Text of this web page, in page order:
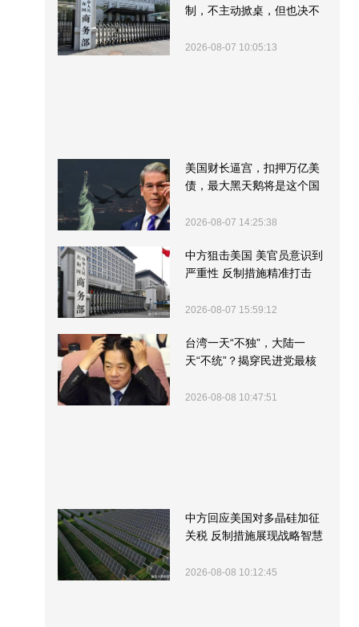
制，不主动掀桌，但也决不
2026-08-07 10:05:13
美国财长逼宫，扣押万亿美
债，最大黑天鹅将是这个国
2026-08-07 14:25:38
中方狙击美国 美官员意识到
严重性 反制措施精准打击
2026-08-07 15:59:12
台湾一天“不独”，大陆一
天“不统”？揭穿民进党最核
2026-08-08 10:47:51
中方回应美国对多晶硅加征
关税 反制措施展现战略智慧
2026-08-08 10:12:45